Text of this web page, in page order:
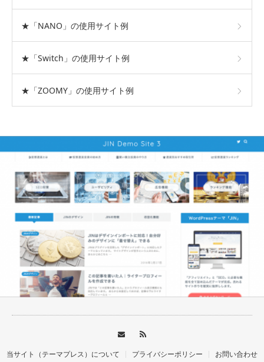
★「NANO」の使用サイト例
★「Switch」の使用サイト例
★「ZOOMY」の使用サイト例
当サイト（テーマプレス）について プライバシーポリシー お問い合わせ